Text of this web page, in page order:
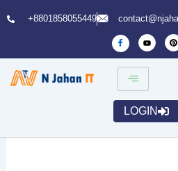
to
+8801858055449
LOGIN